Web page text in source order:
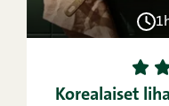
1 2
Korealaiset